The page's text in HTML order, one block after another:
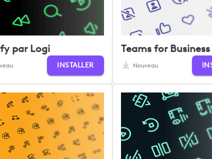
par Logi
INSTALLER Nouveau